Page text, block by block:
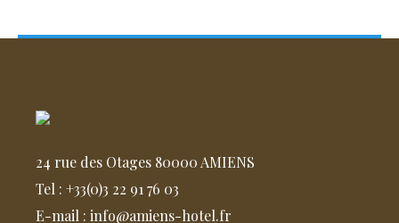
24 rue des Otages 80000 AMIENS
Tel : +33(0)3 22 91 76 03
E-mail : info@amiens-hotel.fr